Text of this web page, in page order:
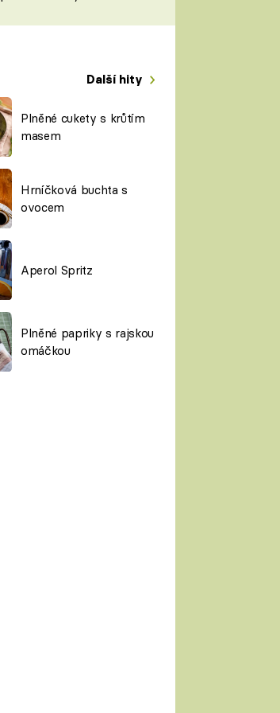
Další hity
Plněné cukety s krůtím
masem
Hrníčková buchta s
ovocem
Aperol Spritz
Plněné papriky s rajskou
omáčkou